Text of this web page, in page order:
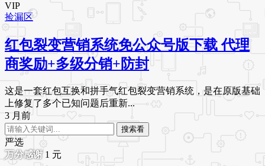
VIP
捡漏区
红包裂变营销系统免公众号版下载 代理
商奖励+多级分销+防封
这是一套红包互换和拼手气红包裂变营销系统，是在原版基础
上修复了多个已知问题后重新...
3 月前
搜索看
严选
1 元